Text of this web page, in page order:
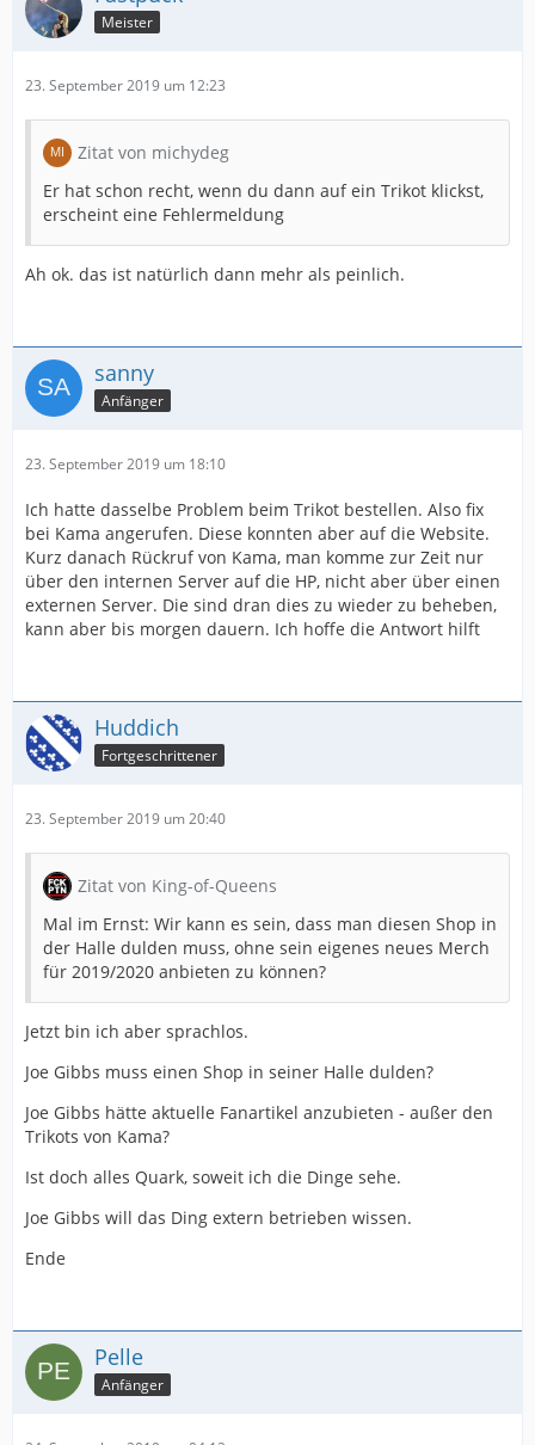
Meister
23. September 2019 um 12:23
Zitat von michydeg
Er hat schon recht, wenn du dann auf ein Trikot klickst,
erscheint eine Fehlermeldung
Ah ok. das ist natürlich dann mehr als peinlich.
sanny
Anfänger
23. September 2019 um 18:10
Ich hatte dasselbe Problem beim Trikot bestellen. Also fix
bei Kama angerufen. Diese konnten aber auf die Website.
Kurz danach Rückruf von Kama, man komme zur Zeit nur
über den internen Server auf die HP, nicht aber über einen
externen Server. Die sind dran dies zu wieder zu beheben,
kann aber bis morgen dauern. Ich hoffe die Antwort hilft
Huddich
Fortgeschrittener
23. September 2019 um 20:40
Zitat von King-of-Queens
Mal im Ernst: Wir kann es sein, dass man diesen Shop in
der Halle dulden muss, ohne sein eigenes neues Merch
für 2019/2020 anbieten zu können?
Jetzt bin ich aber sprachlos.
Joe Gibbs muss einen Shop in seiner Halle dulden?
Joe Gibbs hätte aktuelle Fanartikel anzubieten - außer den
Trikots von Kama?
Ist doch alles Quark, soweit ich die Dinge sehe.
Joe Gibbs will das Ding extern betrieben wissen.
Ende
Pelle
Anfänger